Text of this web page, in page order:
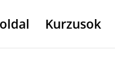
Kurzusok